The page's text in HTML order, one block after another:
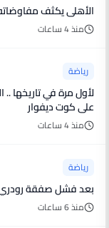
الأهلى يكثف
منذ 4 ساعات
رياضة
على كوت ديفوار
منذ 4 ساعات
رياضة
بعد فشل صفقة رودري .. ريال مدريد يتخذ قرارًا
منذ 6 ساعات